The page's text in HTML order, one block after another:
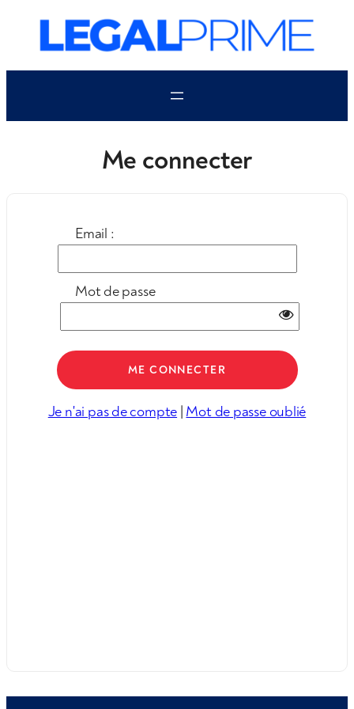
contenu
Me connecter
Email :
Mot de passe
Je n'ai pas de compte | Mot de passe oublié